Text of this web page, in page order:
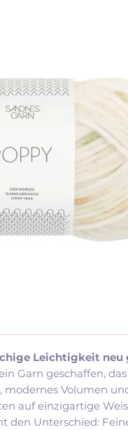
Leichtigkeit neu
Garn geschaffen, das
modernes Volumen
auf einzigartige
den Unterschied: